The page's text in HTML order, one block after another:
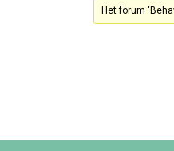
Het forum